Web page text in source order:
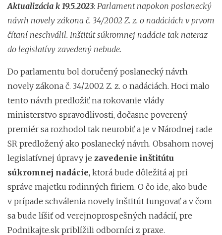
Aktualizácia k 19.5.2023: Parlament napokon poslanecký
návrh novely zákona č. 34/2002 Z. z. o nadáciách v prvom
čítaní neschválil. Inštitút súkromnej nadácie tak nateraz
do legislatívy zavedený nebude.
Do parlamentu bol doručený poslanecký návrh
novely zákona č. 34/2002 Z. z. o nadáciách. Hoci malo
tento návrh predložiť na rokovanie vlády
ministerstvo spravodlivosti, dočasne poverený
premiér sa rozhodol tak neurobiť a je v Národnej rade
SR predložený ako poslanecký návrh. Obsahom novej
legislatívnej úpravy je zavedenie inštitútu
súkromnej nadácie, ktorá bude dôležitá aj pri
správe majetku rodinných firiem. O čo ide, ako bude
v prípade schválenia novely inštitút fungovať a v čom
sa bude líšiť od verejnoprospešných nadácií, pre
Podnikajte.sk priblížili odborníci z praxe.